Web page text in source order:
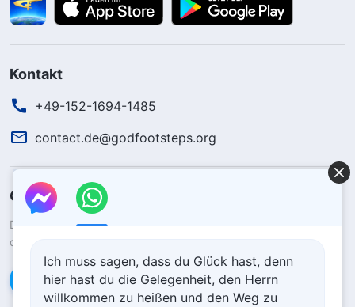
Kontakt
+49-152-1694-1485
contact.de@godfootsteps.org
Gottes Königreich ist herabgekommen
Das Königreich ist auf die Erde herabgekommen! Möchtest du
das Königreich Gottes betreten?
Kontaktiere uns über WhatsApp
Ich muss sagen, dass du Glück hast, denn
hier hast du die Gelegenheit, den Herrn
willkommen zu heißen und den Weg zu